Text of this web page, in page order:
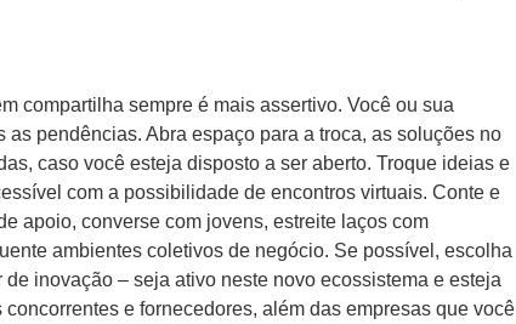
compartilha sempre é mais assertivo. Você ou sua
pendências. Abra espaço para a troca, as soluções no
caso você esteja disposto a ser aberto. Troque ideias e
com a possibilidade de encontros virtuais. Conte e
apoio, converse com jovens, estreite laços com
ambientes coletivos de negócio. Se possível, escolha
inovação – seja ativo neste novo ecossistema e esteja
e fornecedores, além das empresas que você